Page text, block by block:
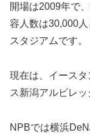
開場は2009年で
容人数は30,000
スタジアムです。
現在は、イース
ス新潟アルビレ
NPBでは横浜